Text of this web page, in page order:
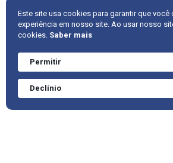
INTRANET
Este site usa cookies para garantir que você
experiência em nosso site. Ao usar nosso
cookies. Saber mais
Permitir
Declínio
Precisa de
Converve